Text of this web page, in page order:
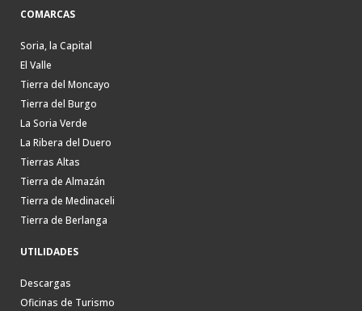
COMARCAS
Soria, la Capital
El Valle
Tierra del Moncayo
Tierra del Burgo
La Soria Verde
La Ribera del Duero
Tierras Altas
Tierra de Almazán
Tierra de Medinaceli
Tierra de Berlanga
UTILIDADES
Descargas
Oficinas de Turismo